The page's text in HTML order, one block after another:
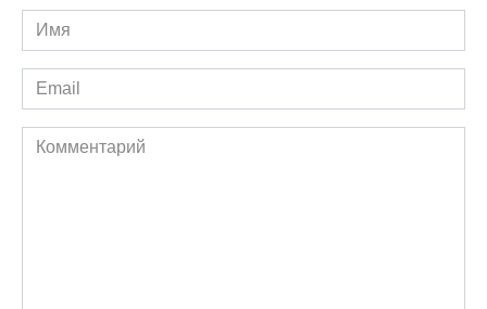
Имя
*
Email
*
Комментарий